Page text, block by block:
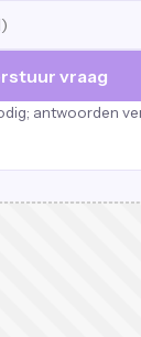
vraag
antwoorden